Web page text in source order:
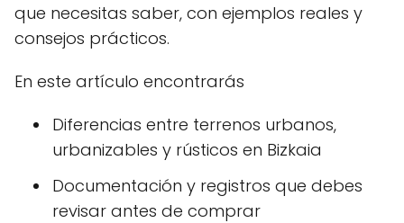
que necesitas saber, con ejemplos reales y
consejos prácticos.
En este artículo encontrarás
Diferencias entre terrenos urbanos,
urbanizables y rústicos en Bizkaia
Documentación y registros que debes
revisar antes de comprar